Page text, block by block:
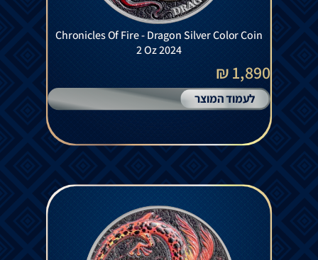
Chronicles Of Fire - Dragon Silver Color Coin
2 Oz 2024
1,890 ₪
לעמוד המוצר